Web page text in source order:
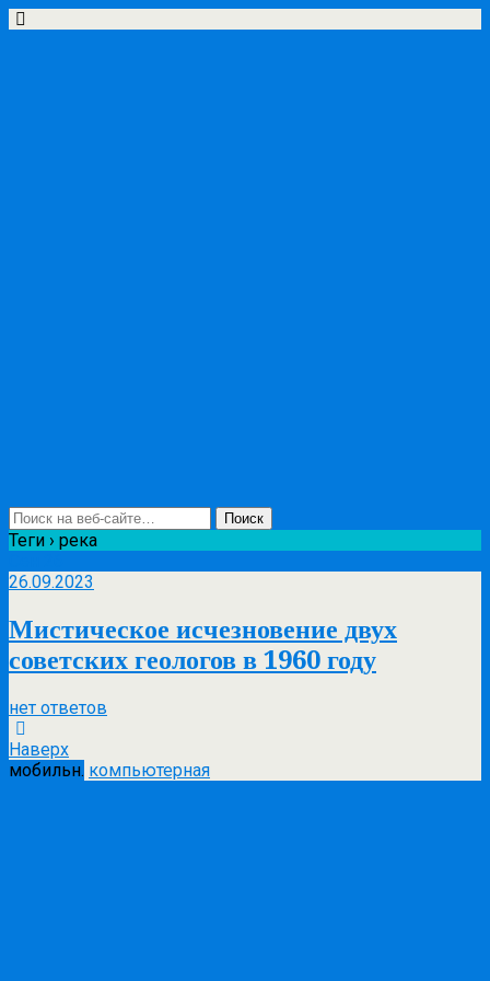
Теги › река
26.09.2023
Мистическое исчезновение двух
советских геологов в 1960 году
нет ответов
Наверх
мобильн. компьютерная